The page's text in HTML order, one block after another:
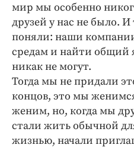
мир мы особенно
друзей у нас не было.
поняли: наши
средам и найти общий
никак не могут.
Тогда мы не придали
концов, это мы
женим, но, когда мы
стали жить обычной
жизнью, начали